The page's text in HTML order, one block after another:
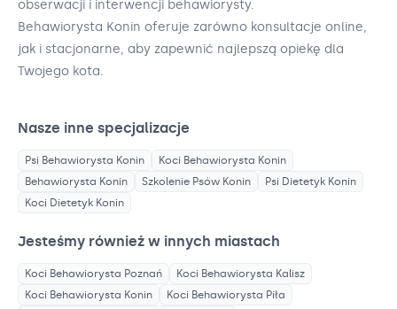
obserwacji i interwencji behawiorysty.
Behawiorysta Konin oferuje zarówno konsultacje online,
jak i stacjonarne, aby zapewnić najlepszą opiekę dla
Twojego kota.
Nasze inne specjalizacje
Psi Behawiorysta Konin Koci Behawiorysta Konin
Behawiorysta Konin Szkolenie Psów Konin Psi Dietetyk Konin
Koci Dietetyk Konin
Jesteśmy również w innych miastach
Koci Behawiorysta Poznań Koci Behawiorysta Kalisz
Koci Behawiorysta Konin Koci Behawiorysta Piła